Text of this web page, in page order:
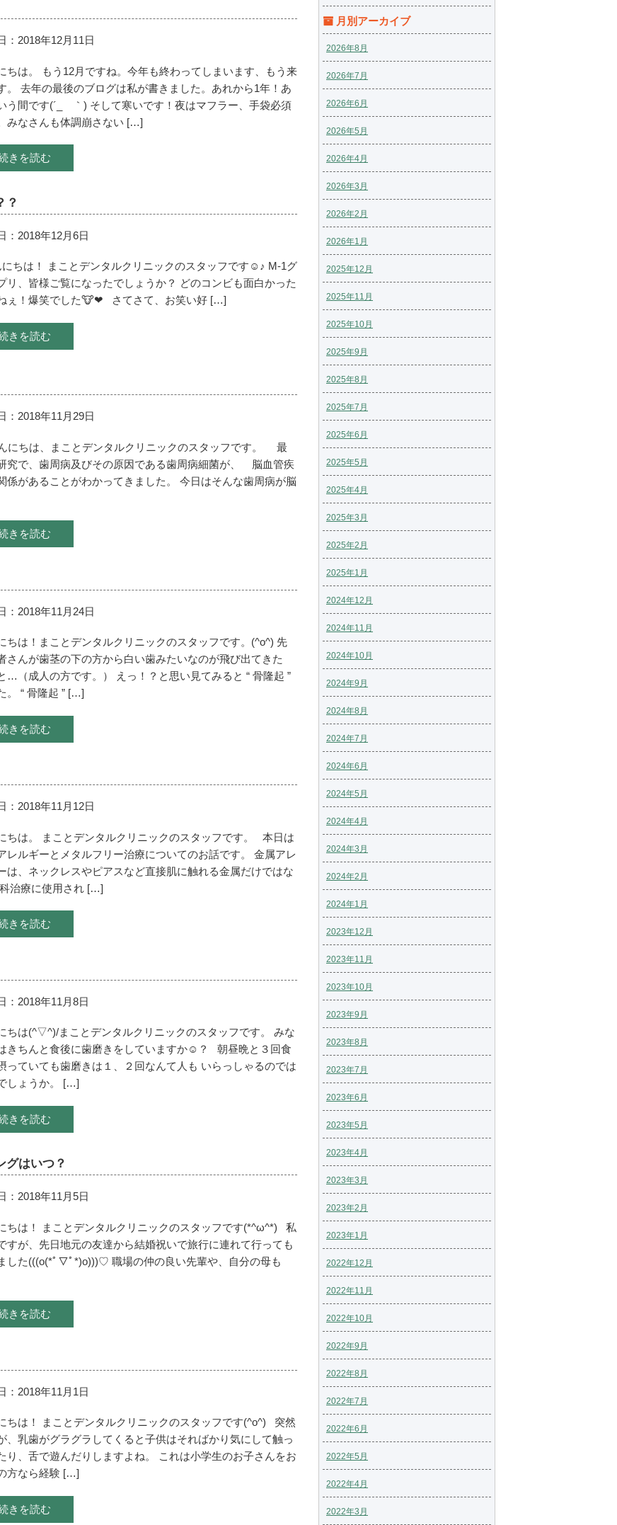
：2018年12月11日
ちは。 もう12月ですね。今年も終わってしまいます、もう来
。 去年の最後のブログは私が書きました。あれから1年！あ
う間です(´_ゝ｀) そして寒いです！夜はマフラー、手袋必須
みなさんも体調崩さない […]
きを読む
？
：2018年12月6日
にちは！ まことデンタルクリニックのスタッフです☺︎♪ M-1グ
リ、皆様ご覧になったでしょうか？ どのコンビも面白かった
ぇ！爆笑でした🐮❤︎ さてさて、お笑い好 […]
きを読む
：2018年11月29日
にちは、まことデンタルクリニックのスタッフです。 最
究で、歯周病及びその原因である歯周病細菌が、 脳血管疾
係があることがわかってきました。 今日はそんな歯周病が脳
きを読む
：2018年11月24日
ちは！まことデンタルクリニックのスタッフです。(^o^) 先
さんが歯茎の下の方から白い歯みたいなのが飛び出てきた
…（成人の方です。） えっ！？と思い見てみると “ 骨隆起 ”
。 “ 骨隆起 ” […]
きを読む
：2018年11月12日
ちは。 まことデンタルクリニックのスタッフです。 本日は
レルギーとメタルフリー治療についてのお話です。 金属アレ
は、ネックレスやピアスなど直接肌に触れる金属だけではな
科治療に使用され […]
きを読む
：2018年11月8日
ちは(^▽^)/まことデンタルクリニックのスタッフです。 みな
きちんと食後に歯磨きをしていますか☺？ 朝昼晩と３回食
っていても歯磨きは１、２回なんて人も いらっしゃるのでは
しょうか。 […]
きを読む
グはいつ？
：2018年11月5日
ちは！ まことデンタルクリニックのスタッフです(*^ω^*) 私
すが、先日地元の友達から結婚祝いで旅行に連れて行っても
した(((o(*ﾟ▽ﾟ*)o)))♡ 職場の仲の良い先輩や、自分の母も
きを読む
：2018年11月1日
ちは！ まことデンタルクリニックのスタッフです(^o^) 突然
、乳歯がグラグラしてくると子供はそればかり気にして触っ
り、舌で遊んだりしますよね。 これは小学生のお子さんをお
方なら経験 […]
きを読む
月別アーカイブ
2026年8月
2026年7月
2026年6月
2026年5月
2026年4月
2026年3月
2026年2月
2026年1月
2025年12月
2025年11月
2025年10月
2025年9月
2025年8月
2025年7月
2025年6月
2025年5月
2025年4月
2025年3月
2025年2月
2025年1月
2024年12月
2024年11月
2024年10月
2024年9月
2024年8月
2024年7月
2024年6月
2024年5月
2024年4月
2024年3月
2024年2月
2024年1月
2023年12月
2023年11月
2023年10月
2023年9月
2023年8月
2023年7月
2023年6月
2023年5月
2023年4月
2023年3月
2023年2月
2023年1月
2022年12月
2022年11月
2022年10月
2022年9月
2022年8月
2022年7月
2022年6月
2022年5月
2022年4月
2022年3月